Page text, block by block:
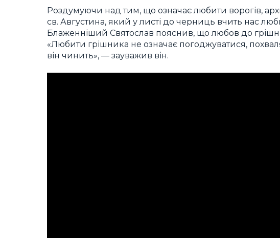
Роздумуючи над тим, що означає любити ворогів,
св. Августина, який у листі до черниць вчить нас
Блаженніший Святослав пояснив, що любов до
«Любити грішника не означає погоджуватися,
він чинить», — зауважив він.